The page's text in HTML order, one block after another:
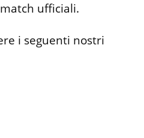
ufficiali.
i seguenti nostri